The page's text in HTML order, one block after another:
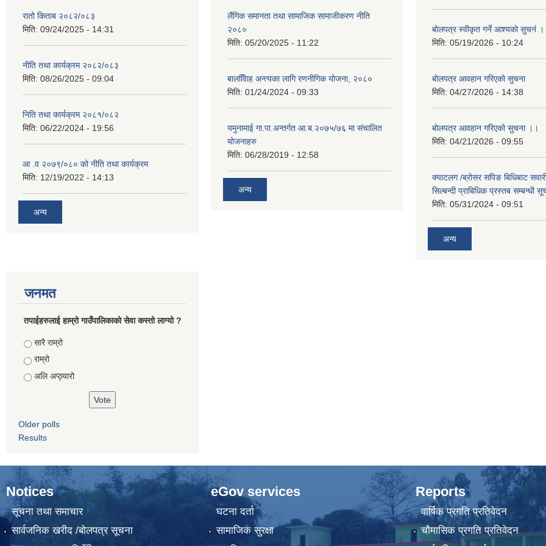
रातो किताब २०८२/०८३
मिति: 09/24/2025 - 14:31
नीति तथा कार्यक्रम २०८२/०८३
मिति: 08/26/2025 - 09:04
निति तथा कार्यक्रम २०८१/०८२
मिति: 06/22/2024 - 19:56
आ .व २०७९/०८० को नीति तथा कार्यक्रम
मिति: 12/19/2022 - 14:13
अन्य
लैंगिक समानता तथा सामाजिक सामाजीकरण नीति
२०८०
मिति: 05/20/2025 - 11:22
बालवििाह अन्त्यका लागि रणनीगिक योजना, २०८०
मिति: 01/24/2024 - 09:33
यमुनामाई गा.पा.अन्तर्गत आ.ब.२०७५/७६ मा संचालित
योजनाहरु
मिति: 06/28/2019 - 12:58
अन्य
बोलपत्र स्वीकृत गर्ने आश्यको सुचनं
मिति: 05/19/2026 - 10:24
बोलपत्र आवहान गरिएको सुचना
मिति: 04/27/2026 - 14:38
बोलपत्र आवहान गरिएको सुचना ।।
मिति: 04/21/2026 - 09:55
क्याटलग /ब्रोसर सपिङ बिधिबाट
सिल्बन्दी प्राबिधिक प्रस्तब सम्बन्धी
मिति: 05/31/2024 - 09:51
अन्य
जनमत
तपाईहरुलाई हाम्रो गाउँपालिकाको सेवा कस्तो लाग्यो ?
Choices
सारै राम्रो
राम्रो
अलि अप्ठ्यारो
Older polls
Results
Notices
सूचना तथा समाचार
सार्वजनिक खरीद /बोलपत्र सूचना
eGov services
घटना दर्ता
सामाजिक सुरक्षा
Reports
वार्षिक प्रगति प्रतिवेदन
चौमासिक प्रगति प्रतिवेदन